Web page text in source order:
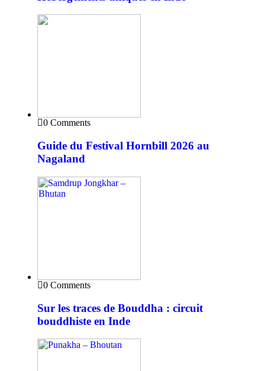
0 Comments
Guide du Festival Hornbill 2026 au
Nagaland
0 Comments
Sur les traces de Bouddha : circuit
bouddhiste en Inde